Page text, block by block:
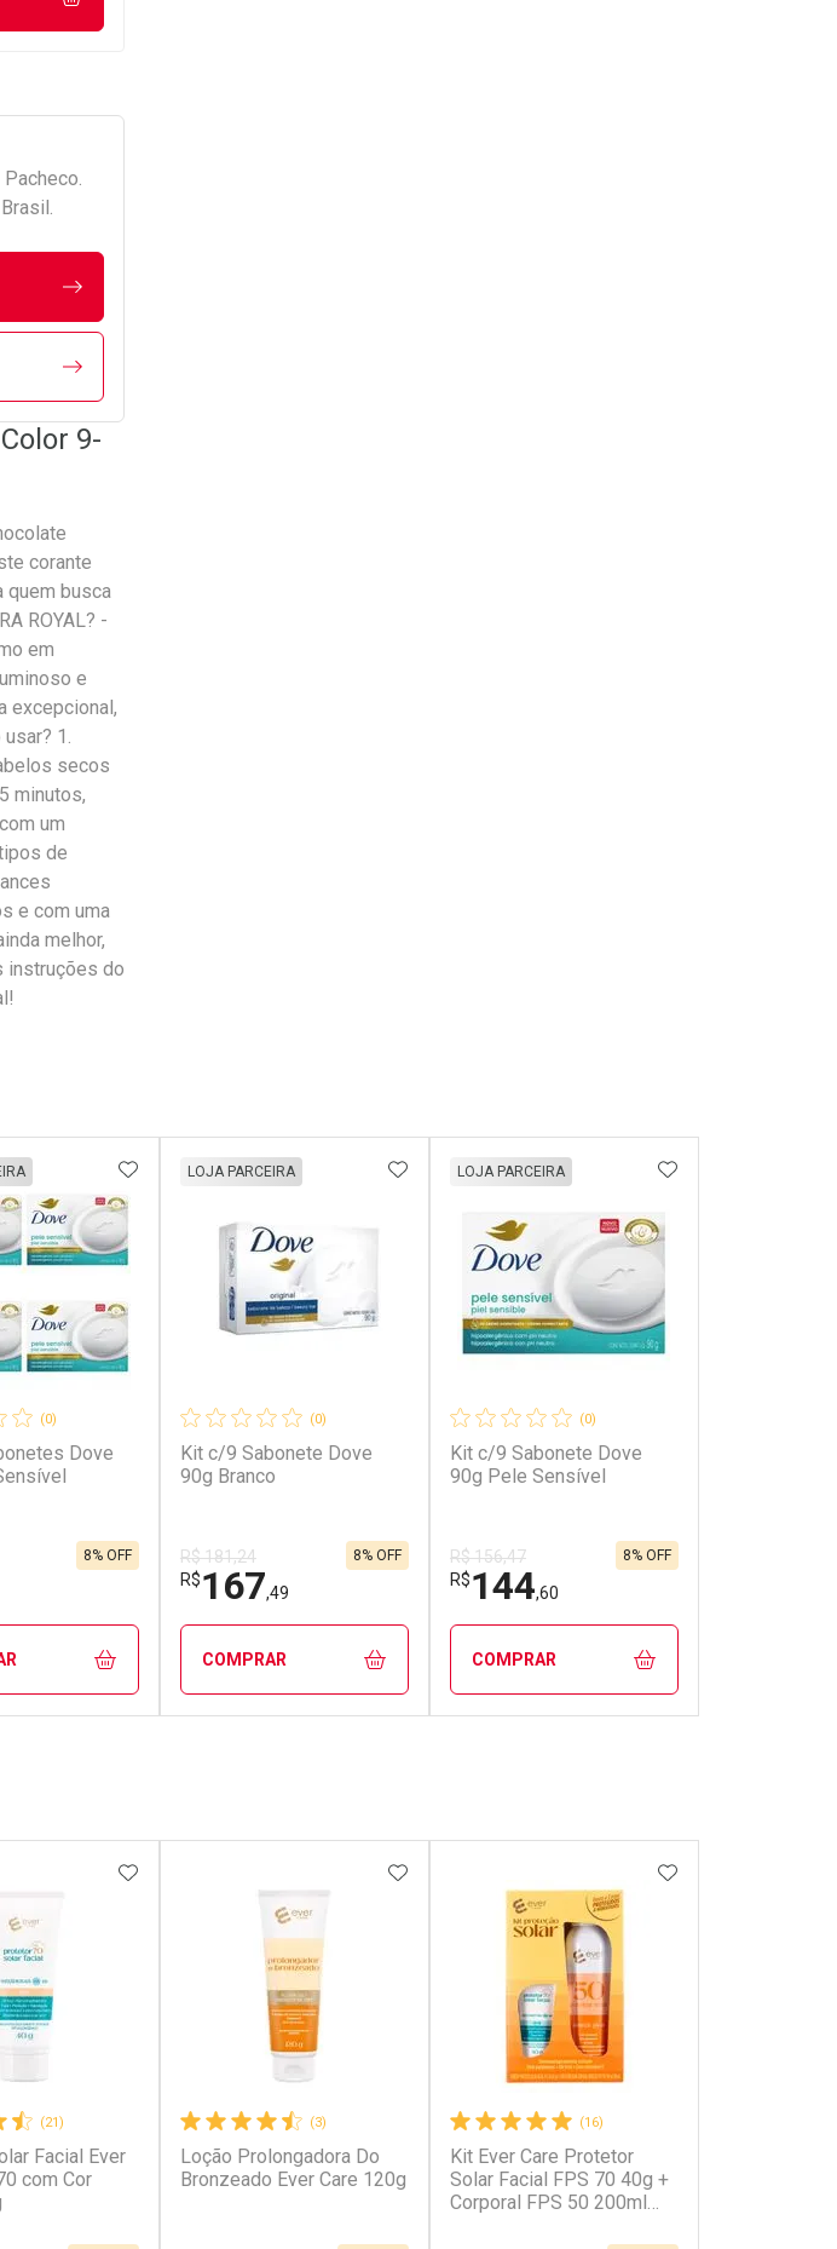
9-
corante
quem busca
ROYAL? -
em
e
excepcional,
1.
secos
minutos,
um
de
e com uma
melhor,
instruções do
FAVORITOS
(0)
Dove
8% OFF
ADICIONAR AOS FAVORITOS
(0)
Kit c/9 Sabonete Dove
90g Branco
LOJA PARCEIRA
R$ 181,24
R$167,49
8% OFF
ADICIONAR AOS FAVORITOS
COMPRAR
Ativar Desconto
(0)
Kit c/9 Sabonete Dove
90g Pele Sensível
LOJA PARCEIRA
R$ 156,47
R$144,60
8% OFF
ADICIONAR AOS
COMPRAR
Ativar Desconto
FAVORITOS
(21)
Facial Ever
com Cor
ADICIONAR AOS FAVORITOS
(3)
Loção Prolongadora Do
Bronzeado Ever Care 120g
ADICIONAR AOS FAVORITOS
(16)
Kit Ever Care Protetor
Solar Facial FPS 70 40g +
Corporal FPS 50 200ml
ADICIONAR AOS